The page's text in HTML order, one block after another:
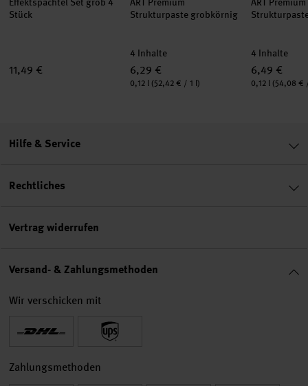
Stück
11,49 €
Strukturpaste grobkörnig
4 Inhalte
6,29 €
Inhalt:
0,12 l (52,42 € / 1 l)
4 Inhalte
6,49 €
Inhalt:
0,12 l (54,08 €
Hilfe & Service
Rechtliches
Vertrag widerrufen
Versand- & Zahlungsmethoden
Wir verschicken mit
Zahlungsmethoden